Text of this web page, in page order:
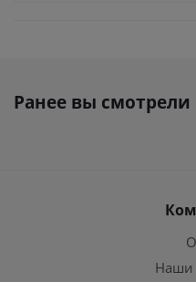
Ранее вы смотрели
Наши